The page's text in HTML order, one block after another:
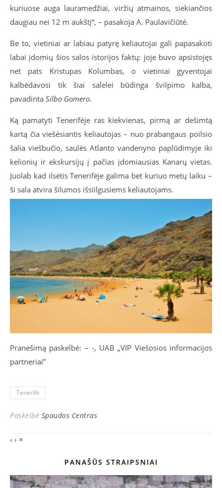
kuriuose auga lauramedžiai, viržių atmainos, siekiančios
daugiau nei 12 m aukštį“, – pasakoja A. Paulavičiūtė.
Be to, vietiniai ar labiau patyrę keliautojai gali papasakoti
labai įdomių šios salos istorijos faktų: joje buvo apsistojęs
net pats Kristupas Kolumbas, o vietiniai gyventojai
kalbėdavosi tik šiai salelei būdinga švilpimo kalba,
pavadinta Silbo Gomero.
Ką pamatyti Tenerifėje ras kiekvienas, pirmą ar dešimtą
kartą čia viešėsiantis keliautojas – nuo prabangaus poilsio
šalia viešbučio, saulės Atlanto vandenyno paplūdimyje iki
kelionių ir ekskursijų į pačias įdomiausias Kanarų vietas.
Juolab kad ilsėtis Tenerifėje galima bet kuriuo metų laiku –
ši sala atvira šilumos išsiilgusiems keliautojams.
Pranešimą paskelbė: – -, UAB „VIP Viešosios informacijos
partneriai”
Tenerifė
Paskelbė Spaudos Centras
‹ › ×
PANAŠŪS STRAIPSNIAI